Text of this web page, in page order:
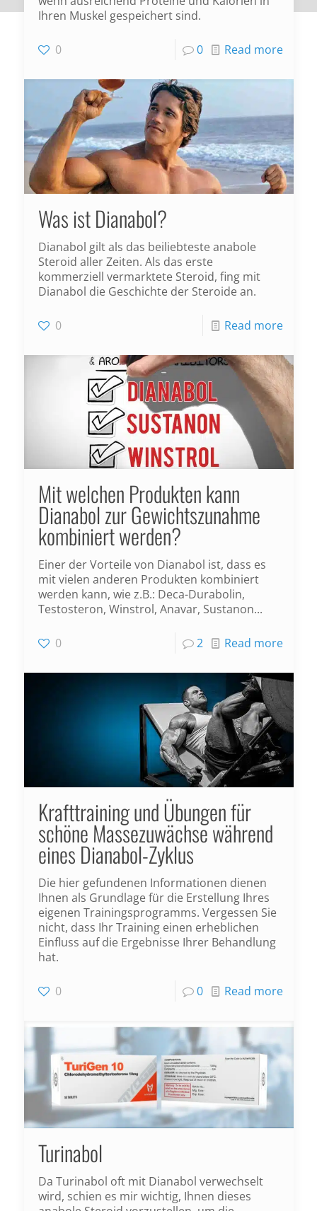
Ihren Muskel gespeichert sind.
0 0 Read more
Was ist Dianabol?
Dianabol gilt als das beiliebteste anabole
Steroid aller Zeiten. Als das erste
kommerziell vermarktete Steroid, fing mit
Dianabol die Geschichte der Steroide an.
0 Read more
Mit welchen Produkten kann
Dianabol zur Gewichtszunahme
kombiniert werden?
Einer der Vorteile von Dianabol ist, dass es
mit vielen anderen Produkten kombiniert
werden kann, wie z.B.: Deca-Durabolin,
Testosteron, Winstrol, Anavar, Sustanon...
0 2 Read more
Krafttraining und Übungen für
schöne Massezuwächse während
eines Dianabol-Zyklus
Die hier gefundenen Informationen dienen
Ihnen als Grundlage für die Erstellung Ihres
eigenen Trainingsprogramms. Vergessen Sie
nicht, dass Ihr Training einen erheblichen
Einfluss auf die Ergebnisse Ihrer Behandlung
hat.
0 0 Read more
Turinabol
Da Turinabol oft mit Dianabol verwechselt
wird, schien es mir wichtig, Ihnen dieses